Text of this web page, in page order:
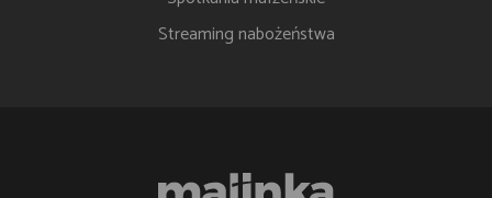
Streaming nabożeństwa